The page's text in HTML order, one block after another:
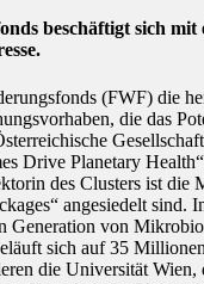
beschäftigt sich
(FWF) die
die das
Drive Planetary
des Clusters ist
angesiedelt
von
sich auf 35
die Universität